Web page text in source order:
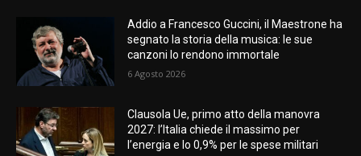
Addio a Francesco Guccini, il Maestrone ha
segnato la storia della musica: le sue
canzoni lo rendono immortale
6 Agosto 2026
Clausola Ue, primo atto della manovra
2027: l’Italia chiede il massimo per
l’energia e lo 0,9% per le spese militari